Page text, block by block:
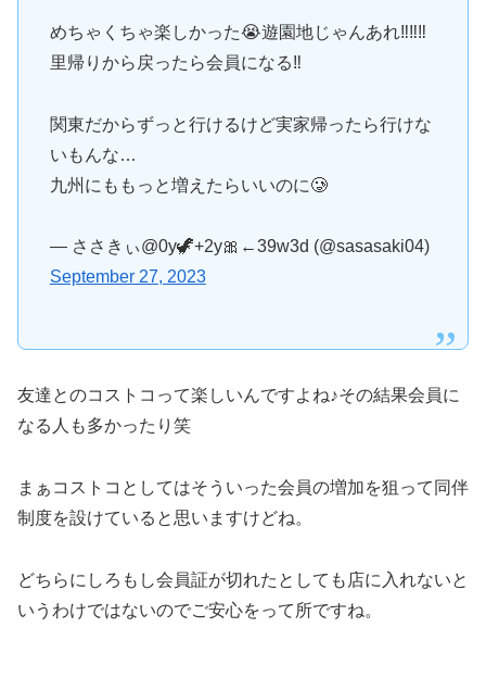
めちゃくちゃ楽しかった😭遊園地じゃんあれ‼️‼️‼️
里帰りから戻ったら会員になる‼️
関東だからずっと行けるけど実家帰ったら行けな
いもんな…
九州にももっと増えたらいいのに🥲
— ささきぃ@0y🦖+2y🎀←39w3d (@sasasaki04)
September 27, 2023
友達とのコストコって楽しいんですよね♪その結果会員に
なる人も多かったり笑
まぁコストコとしてはそういった会員の増加を狙って同伴
制度を設けていると思いますけどね。
どちらにしろもし会員証が切れたとしても店に入れないと
いうわけではないのでご安心をって所ですね。